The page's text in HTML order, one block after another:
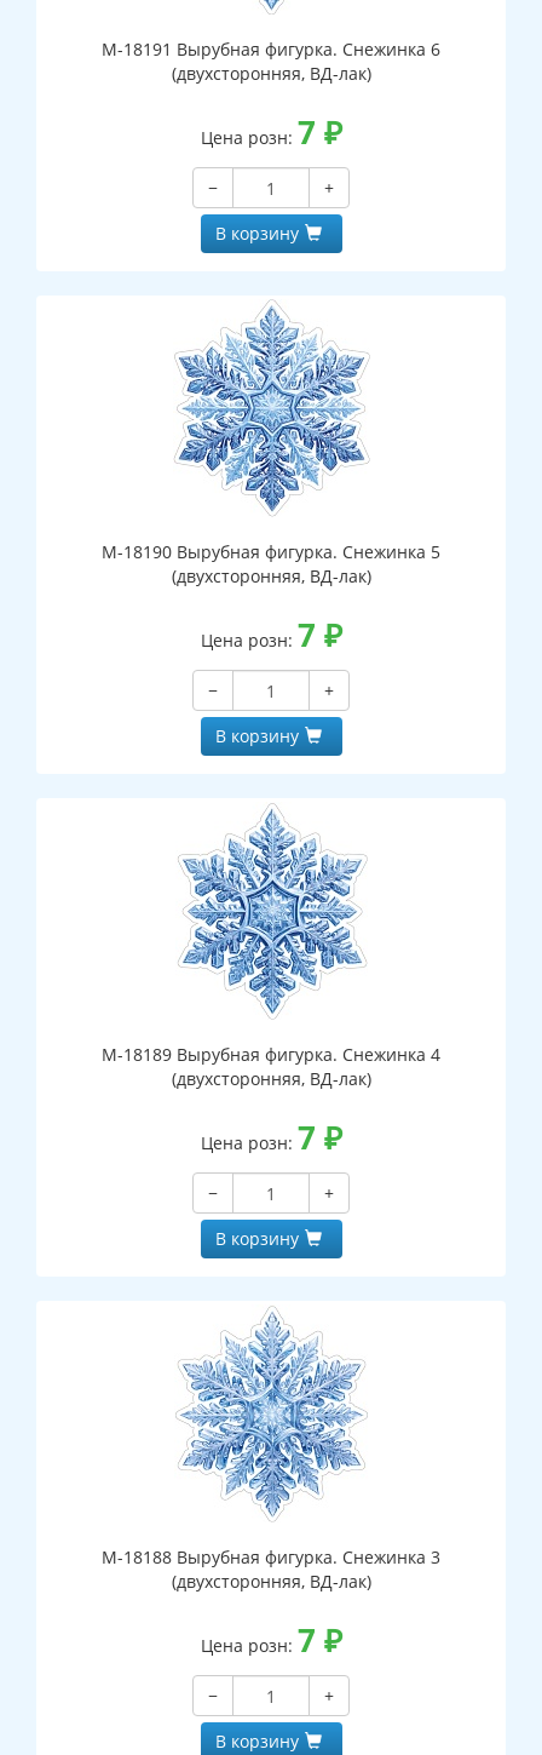
М-18191 Вырубная фигурка. Снежинка 6
(двухсторонняя, ВД-лак)
Цена розн: 7 ₽
−
+
В корзину
М-18190 Вырубная фигурка. Снежинка 5
(двухсторонняя, ВД-лак)
Цена розн: 7 ₽
−
+
В корзину
М-18189 Вырубная фигурка. Снежинка 4
(двухсторонняя, ВД-лак)
Цена розн: 7 ₽
−
+
В корзину
М-18188 Вырубная фигурка. Снежинка 3
(двухсторонняя, ВД-лак)
Цена розн: 7 ₽
−
+
В корзину